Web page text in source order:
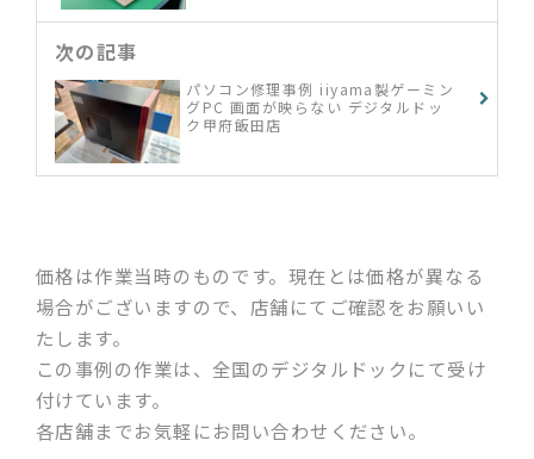
次の記事
パソコン修理事例 iiyama製ゲーミン
グPC 画面が映らない デジタルドッ
ク甲府飯田店
価格は作業当時のものです。現在とは価格が異なる
場合がございますので、店舗にてご確認をお願いい
たします。
この事例の作業は、全国のデジタルドックにて受け
付けています。
各店舗までお気軽にお問い合わせください。